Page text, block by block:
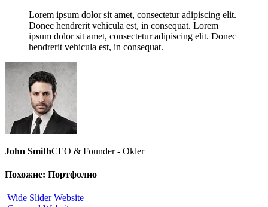
Lorem ipsum dolor sit amet, consectetur adipiscing elit.
Donec hendrerit vehicula est, in consequat. Lorem
ipsum dolor sit amet, consectetur adipiscing elit. Donec
hendrerit vehicula est, in consequat.
John SmithCEO & Founder - Okler
Похожие: Портфолио
Wide Slider Website